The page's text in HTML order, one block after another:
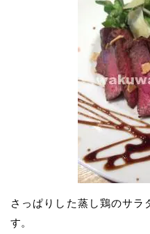
さっぱりした蒸し鶏のサ
す。